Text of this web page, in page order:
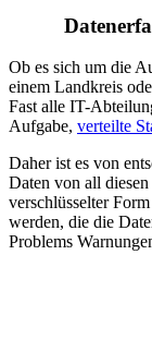
Ob es sich um die
einem Landkreis
Fast alle IT-
Aufgabe, verteilte
Daher ist es von
Daten von all diesen
verschlüsselter
werden, die die
Problems